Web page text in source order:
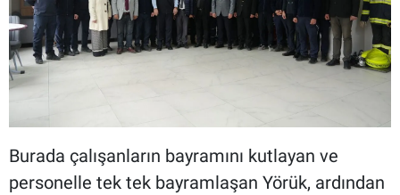
Burada çalışanların bayramını kutlayan ve
personelle tek tek bayramlaşan Yörük, ardından